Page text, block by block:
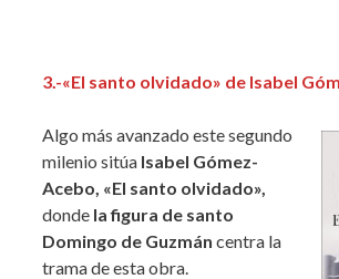
3.-«El santo olvidado» de Isabel
Algo más avanzado este segundo
milenio sitúa Isabel Gómez-
Acebo, «El santo olvidado»,
donde la figura de santo
Domingo de Guzmán centra la
trama de esta obra.